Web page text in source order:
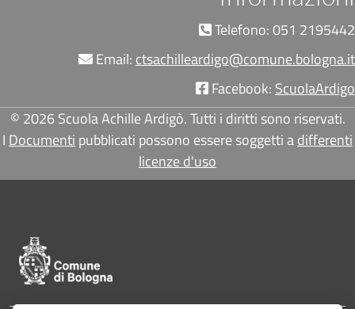
Telefono: 051 2195442
Email: ctsachilleardigo@comune.bologna.it
Facebook: ScuolaArdigo
© 2026 Scuola Achille Ardigò. Tutti i diritti sono riservati.
I Documenti pubblicati possono essere soggetti adifferenti
licenze d'uso